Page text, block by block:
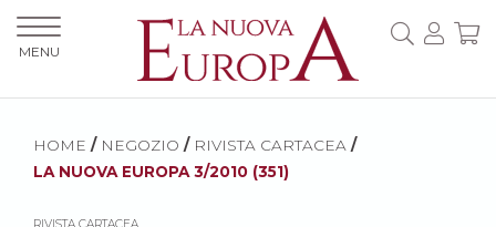
HOME / NEGOZIO / RIVISTA CARTACEA /
LA NUOVA EUROPA 3/2010 (351)
MENU